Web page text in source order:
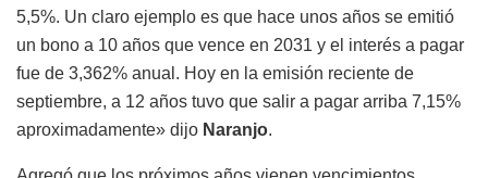
5,5%. Un claro ejemplo es que hace unos años se emitió
un bono a 10 años que vence en 2031 y el interés a pagar
fue de 3,362% anual. Hoy en la emisión reciente de
septiembre, a 12 años tuvo que salir a pagar arriba 7,15%
aproximadamente» dijo Naranjo.